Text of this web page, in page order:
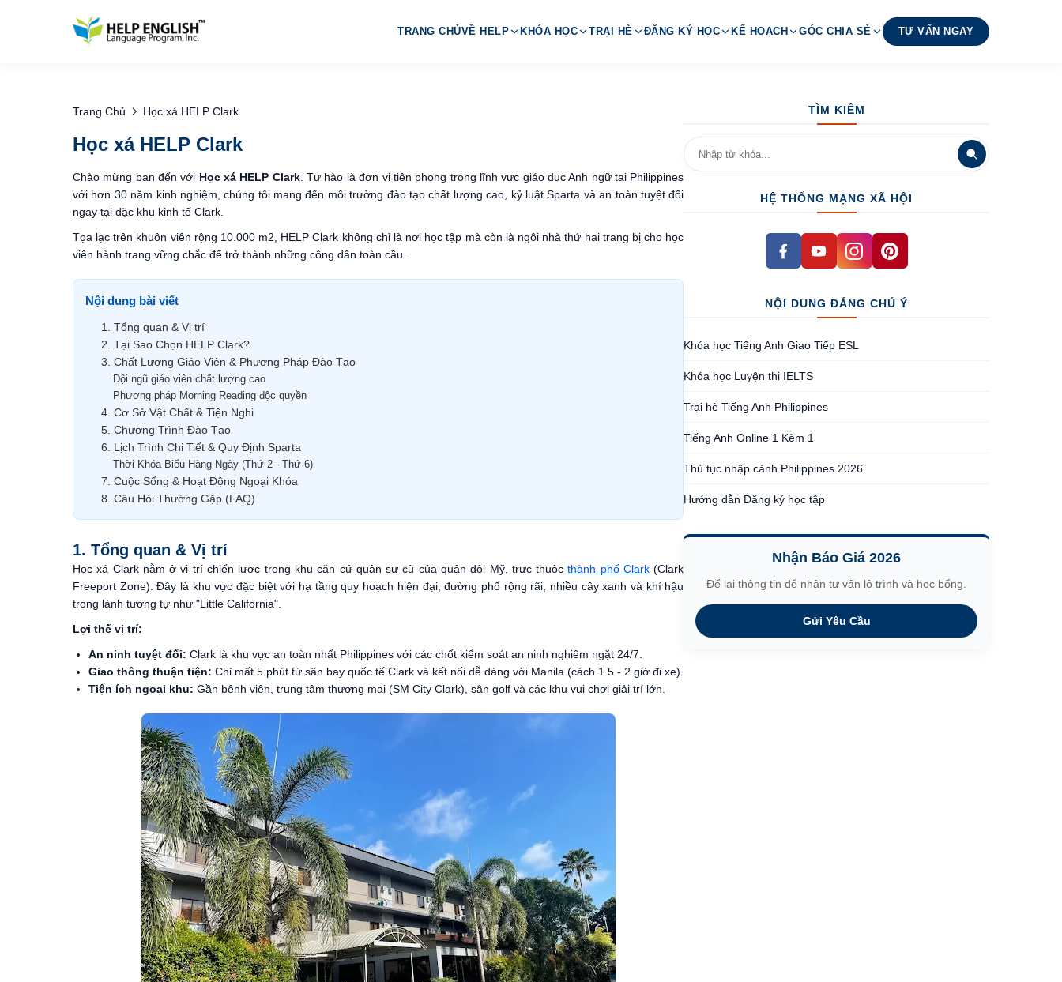
TRANG CHỦVỀ HELP KHÓA HỌC TRẠI HÈ ĐĂNG KÝ HỌC KẾ HOẠCH GÓC CHIA SẺ TƯ VẤN NGAY
Trang Chủ Học xá HELP Clark
Học xá HELP Clark
Chào mừng bạn đến với Học xá HELP Clark. Tự hào là đơn vị tiên phong trong lĩnh vực giáo dục Anh ngữ tại Philippines
với hơn 30 năm kinh nghiệm, chúng tôi mang đến môi trường đào tạo chất lượng cao, kỷ luật Sparta và an toàn tuyệt đối
ngay tại đặc khu kinh tế Clark.
Tọa lạc trên khuôn viên rộng 10.000 m2, HELP Clark không chỉ là nơi học tập mà còn là ngôi nhà thứ hai trang bị cho học
viên hành trang vững chắc để trở thành những công dân toàn cầu.
Nội dung bài viết
1. Tổng quan & Vị trí
2. Tại Sao Chọn HELP Clark?
3. Chất Lượng Giáo Viên & Phương Pháp Đào Tạo
Đội ngũ giáo viên chất lượng cao
Phương pháp Morning Reading độc quyền
4. Cơ Sở Vật Chất & Tiện Nghi
5. Chương Trình Đào Tạo
6. Lịch Trình Chi Tiết & Quy Định Sparta
Thời Khóa Biểu Hàng Ngày (Thứ 2 - Thứ 6)
7. Cuộc Sống & Hoạt Động Ngoại Khóa
8. Câu Hỏi Thường Gặp (FAQ)
1. Tổng quan & Vị trí
Học xá Clark nằm ở vị trí chiến lược trong khu căn cứ quân sự cũ của quân đội Mỹ, trực thuộcthành phố Clark (Clark
Freeport Zone). Đây là khu vực đặc biệt với hạ tầng quy hoạch hiện đại, đường phố rộng rãi, nhiều cây xanh và khí hậu
trong lành tương tự như "Little California".
Lợi thế vị trí:
An ninh tuyệt đối: Clark là khu vực an toàn nhất Philippines với các chốt kiểm soát an ninh nghiêm ngặt 24/7.
Giao thông thuận tiện: Chỉ mất 5 phút từ sân bay quốc tế Clark và kết nối dễ dàng với Manila (cách 1.5 - 2 giờ đi xe).
Tiện ích ngoại khu: Gần bệnh viện, trung tâm thương mại (SM City Clark), sân golf và các khu vui chơi giải trí lớn.
TÌM KIẾM
HỆ THỐNG MẠNG XÃ HỘI
NỘI DUNG ĐÁNG CHÚ Ý
Khóa học Tiếng Anh Giao Tiếp ESL
Khóa học Luyện thi IELTS
Trại hè Tiếng Anh Philippines
Tiếng Anh Online 1 Kèm 1
Thủ tục nhập cảnh Philippines 2026
Hướng dẫn Đăng ký học tập
Nhận Báo Giá 2026
Để lại thông tin để nhận tư vấn lộ trình và học bổng.
Gửi Yêu Cầu